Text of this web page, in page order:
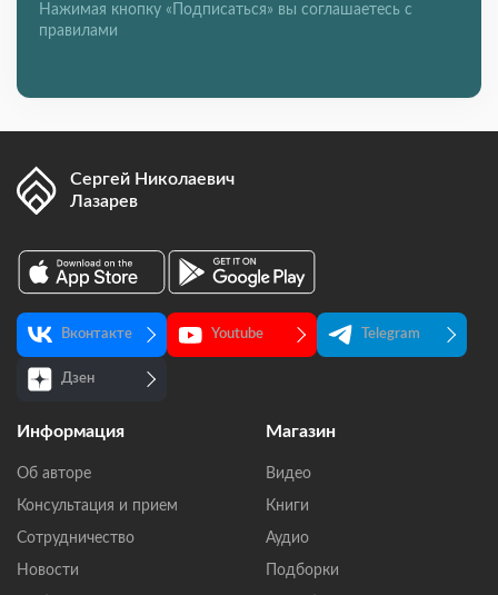
Нажимая кнопку «Подписаться» вы соглашаетесь с
правилами
Сергей Николаевич
Лазарев
Вконтакте Youtube Telegram
Дзен
Информация
Об авторе
Консультация и прием
Сотрудничество
Новости
Магазин
Видео
Книги
Аудио
Подборки